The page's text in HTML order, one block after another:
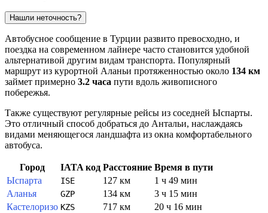
Нашли неточность?
Автобусное сообщение в Турции развито превосходно, и
поездка на современном лайнере часто становится удобной
альтернативой другим видам транспорта. Популярный
маршрут из курортной Аланьи протяженностью около 134 км
займет примерно 3.2 часа пути вдоль живописного
побережья.
Также существуют регулярные рейсы из соседней Ыспарты.
Это отличный способ добраться до Антальи, наслаждаясь
видами меняющегося ландшафта из окна комфортабельного
автобуса.
Город IATA код Расстояние Время в пути
Ыспарта
ISE 127 км
1 ч 49 мин
Аланья
GZP 134 км
3 ч 15 мин
Кастелоризо KZS 717 км 20 ч 16 мин